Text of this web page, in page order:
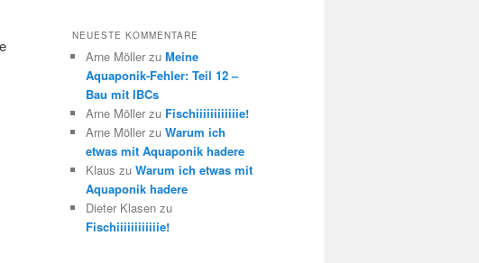
NEUESTE KOMMENTARE
Arne Möller zu Meine
Aquaponik-Fehler: Teil 12 –
Bau mit IBCs
Arne Möller zu Fischiiiiiiiiiiiie!
Arne Möller zu Warum ich
etwas mit Aquaponik hadere
Klaus zu Warum ich etwas mit
Aquaponik hadere
Dieter Klasen zu
Fischiiiiiiiiiiiie!